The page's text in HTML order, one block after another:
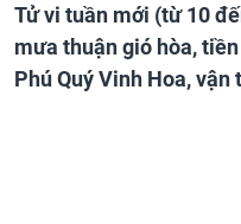
Tử vi tuần mới (từ 10
mưa thuận gió hòa,
Phú Quý Vinh Hoa,